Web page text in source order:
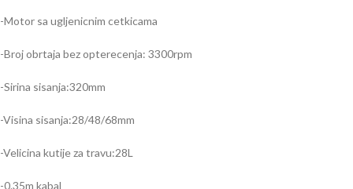
-Motor sa ugljenicnim cetkicama
-Broj obrtaja bez opterecenja: 3300rpm
-Sirina sisanja:320mm
-Visina sisanja:28/48/68mm
-Velicina kutije za travu:28L
-0.35m kabal